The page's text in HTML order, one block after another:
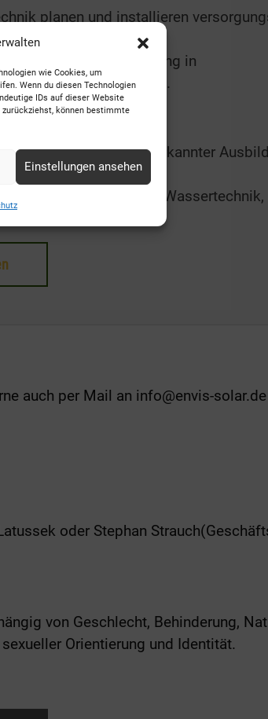
wie Cookies, um
Wenn du diesen Technologien
IDs auf dieser Website
können bestimmte
Einstellungen ansehen
planen und installieren
finden Beschäftigung in
Klimaanlagenbauern.
ist ein 3,5-jähriger anerkannter
z.B.
auch per Mail an info@envis-solar.de
oder Stephan
von Geschlecht, Behinderung,
Orientierung und Identität.